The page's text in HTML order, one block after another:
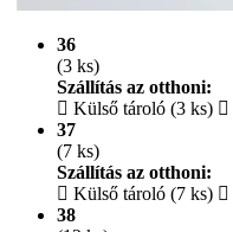
36
(3 ks)
Szállítás az otthoni:
Külső tároló (3 ks)
37
(7 ks)
Szállítás az otthoni:
Külső tároló (7 ks)
38